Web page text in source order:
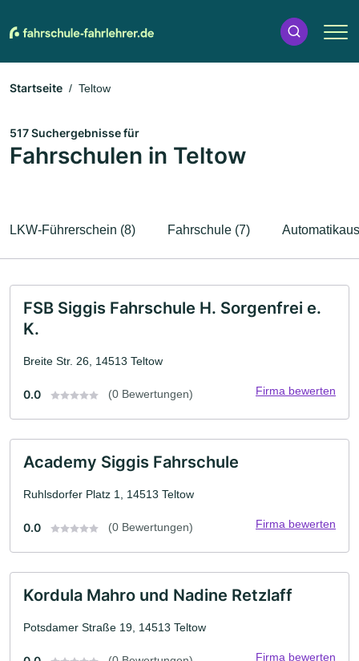
Startseite Teltow
517 Suchergebnisse für
Fahrschulen in Teltow
LKW-Führerschein (8) Fahrschule (7)
FSB Siggis Fahrschule H. Sorgenfrei e.
K.
Breite Str. 26, 14513 Teltow
0.0 (0 Bewertungen) Firma bewerten
Academy Siggis Fahrschule
Ruhlsdorfer Platz 1, 14513 Teltow
0.0 (0 Bewertungen) Firma bewerten
Kordula Mahro und Nadine Retzlaff
Potsdamer Straße 19, 14513 Teltow
Firma bewerten